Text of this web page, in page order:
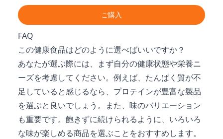
ご購入
FAQ
この健康食品はどのように選べばいいですか？
あなたが選ぶ際には、まず自分の健康状態や栄養ニ
ーズを考慮してください。例えば、たんぱく質が不
足していると感じるなら、プロテインが豊富な製品
を選ぶと良いでしょう。また、味のバリエーション
も重要です。飽きずに続けられるように、いろいろ
な味が楽しめる商品を選ぶことをおすすめします。